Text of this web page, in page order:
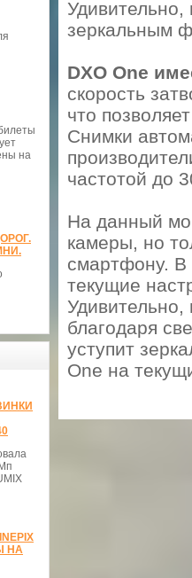
на
НА
Удивительно,
зеркальным
DXO One
скорость
что
Снимки
частотой до
На данный
камеры, но
смартфону. В
текущие
Удивительно,
благодаря
уступит
One на